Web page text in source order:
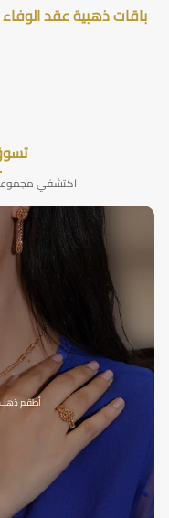
باقات ذهبية عقد
اكتشفي
أطقم ذهب